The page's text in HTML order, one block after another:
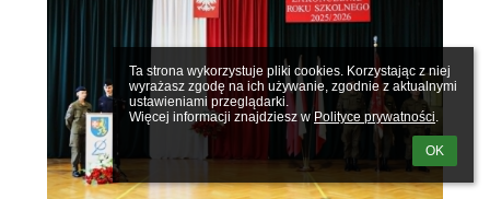
Ta strona wykorzystuje pliki cookies. Korzystając z niej
wyrażasz zgodę na ich używanie, zgodnie z aktualnymi
ustawieniami przeglądarki.
Więcej informacji znajdziesz w Polityce prywatności.
OK